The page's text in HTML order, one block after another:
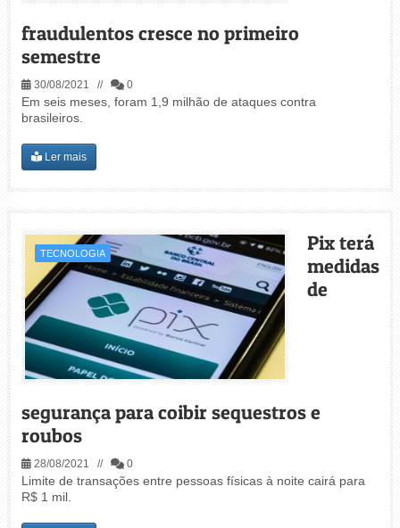
fraudulentos cresce no primeiro
semestre
30/08/2021 // 0
Em seis meses, foram 1,9 milhão de ataques contra
brasileiros.
Ler mais
TECNOLOGIA
Pix terá
medidas
de
segurança para coibir sequestros e
roubos
28/08/2021 // 0
Limite de transações entre pessoas físicas à noite cairá para
R$ 1 mil.